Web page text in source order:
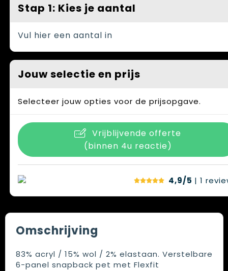
Veiligheid, Auto en Fiets
Waterflesjes
Stap 1: Kies je aantal
Vul hier een aantal in
Jouw selectie en prijs
Selecteer jouw opties voor de prijsopgave.
Vrijblijvende offerte
(binnen 4u reactie)
4,9/5 | 1
Omschrijving
83% acryl / 15% wol / 2% elastaan. Verstelbare
6-panel snapback pet met Flexfit